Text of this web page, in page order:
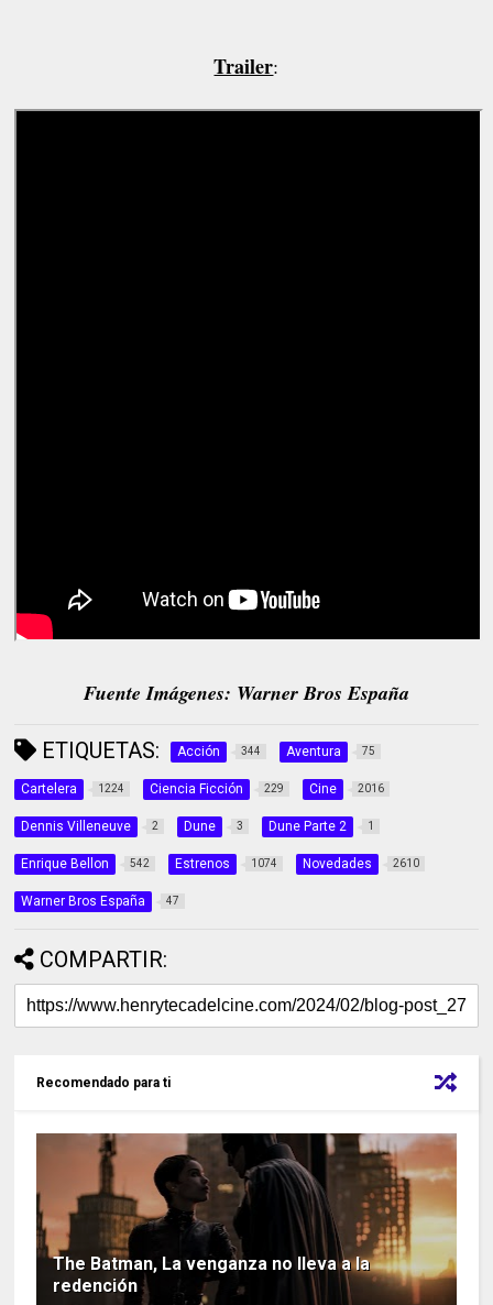
Trailer:
Fuente Imágenes: Warner Bros España
ETIQUETAS: Acción 344 Aventura 75
Cartelera 1224 Ciencia Ficción 229 Cine 2016
Dennis Villeneuve 2 Dune 3 Dune Parte 2 1
Enrique Bellon 542 Estrenos 1074 Novedades 2610
Warner Bros España 47
COMPARTIR:
Recomendado para ti
The Batman, La venganza no lleva a la
redención